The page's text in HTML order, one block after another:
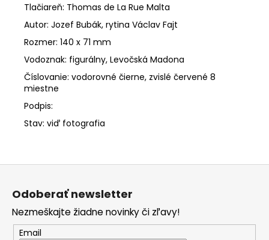
Tlačiareň: Thomas de La Rue Malta
Autor: Jozef Bubák, rytina Václav Fajt
Rozmer: 140 x 71 mm
Vodoznak: figurálny, Levočská Madona
Číslovanie: vodorovné čierne, zvislé červené 8
miestne
Podpis:
Stav: viď fotografia
Z
Odoberať newsletter
Nezmeškajte žiadne novinky či zľavy!
Email